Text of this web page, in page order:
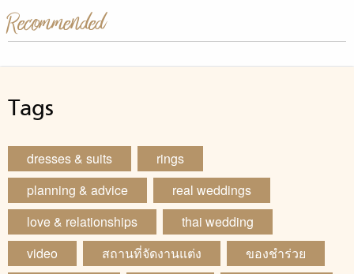
Recommended
Tags
dresses & suits
rings
planning & advice
real weddings
love & relationships
thai wedding
video
สถานที่จัดงานแต่ง
ของชำร่วย